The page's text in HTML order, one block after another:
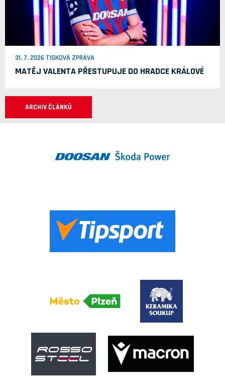
31. 7. 2026 TISKOVÁ ZPRÁVA
MATĚJ VALENTA PŘESTUPUJE DO HRADCE KRÁLOVÉ
ARCHIV ČLÁNKŮ